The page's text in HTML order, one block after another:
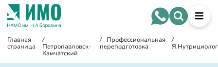
Главная
страница
/
Петропавловск-
Камчатский
/ Профессиональная
переподготовка
/
Я.Нутрициолог